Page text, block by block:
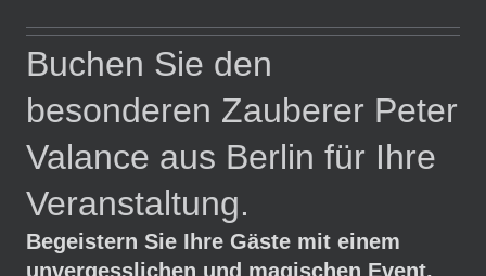
Buchen Sie den
besonderen Zauberer Peter
Valance aus Berlin für Ihre
Veranstaltung.
Begeistern Sie Ihre Gäste mit einem
unvergesslichen und magischen Event.